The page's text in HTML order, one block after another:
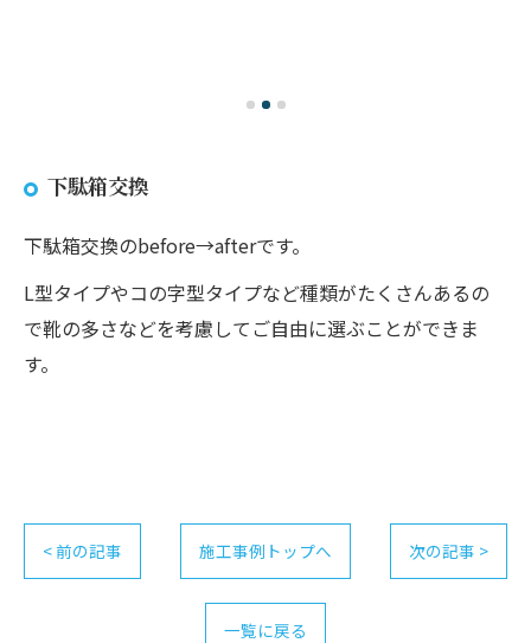
下駄箱交換
下駄箱交換のbefore→afterです。
L型タイプやコの字型タイプなど種類がたくさんあるの
で靴の多さなどを考慮してご自由に選ぶことができま
す。
< 前の記事 施工事例トップへ 次の記事 >
一覧に戻る